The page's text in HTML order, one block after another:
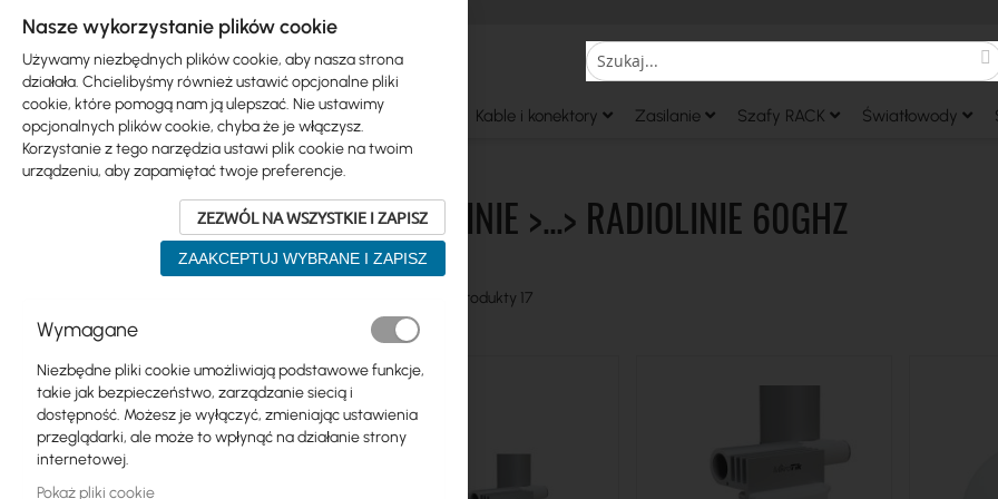
Search
Ubiquiti Mikrotik WiFi & SOHO Kable i konektory Zasilanie Szafy RACK Światłowody
Radiolinie Radiolinie 60GHz
Anteny
Światłowody
Switch
RADIOLINIE >...> RADIOLINIE 60GHZ
jako
Produkty 17
Nasze wykorzystanie plików cookie
Używamy niezbędnych plików cookie, aby nasza strona
działała. Chcielibyśmy również ustawić opcjonalne pliki
cookie, które pomogą nam ją ulepszać. Nie ustawimy
opcjonalnych plików cookie, chyba że je włączysz.
Korzystanie z tego narzędzia ustawi plik cookie na twoim
urządzeniu, aby zapamiętać twoje preferencje.
ZEZWÓL NA WSZYSTKIE I ZAPISZ
ZAAKCEPTUJ WYBRANE I ZAPISZ
Wymagane
Niezbędne pliki cookie umożliwiają podstawowe funkcje,
takie jak bezpieczeństwo, zarządzanie siecią i
dostępność. Możesz je wyłączyć, zmieniając ustawienia
przeglądarki, ale może to wpłynąć na działanie strony
internetowej.
Pokaż pliki cookie